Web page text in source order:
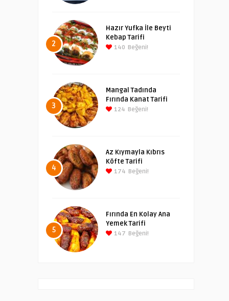
2
Hazır Yufka İle Beyti
Kebap Tarifi
140 Beğeni!
3
Mangal Tadında
Fırında Kanat Tarifi
124 Beğeni!
4
Az Kıymayla Kıbrıs
Köfte Tarifi
174 Beğeni!
5
Fırında En Kolay Ana
Yemek Tarifi
147 Beğeni!